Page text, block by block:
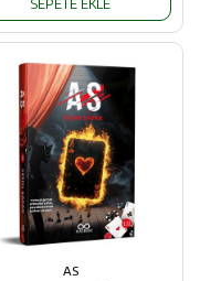
SEPETE EKLE
AS